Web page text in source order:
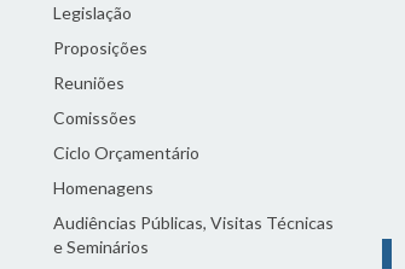
Legislação
Proposições
Reuniões
Comissões
Ciclo Orçamentário
Homenagens
Audiências Públicas, Visitas Técnicas
e Seminários